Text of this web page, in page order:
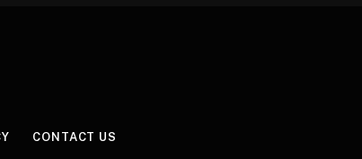
CONTACT US